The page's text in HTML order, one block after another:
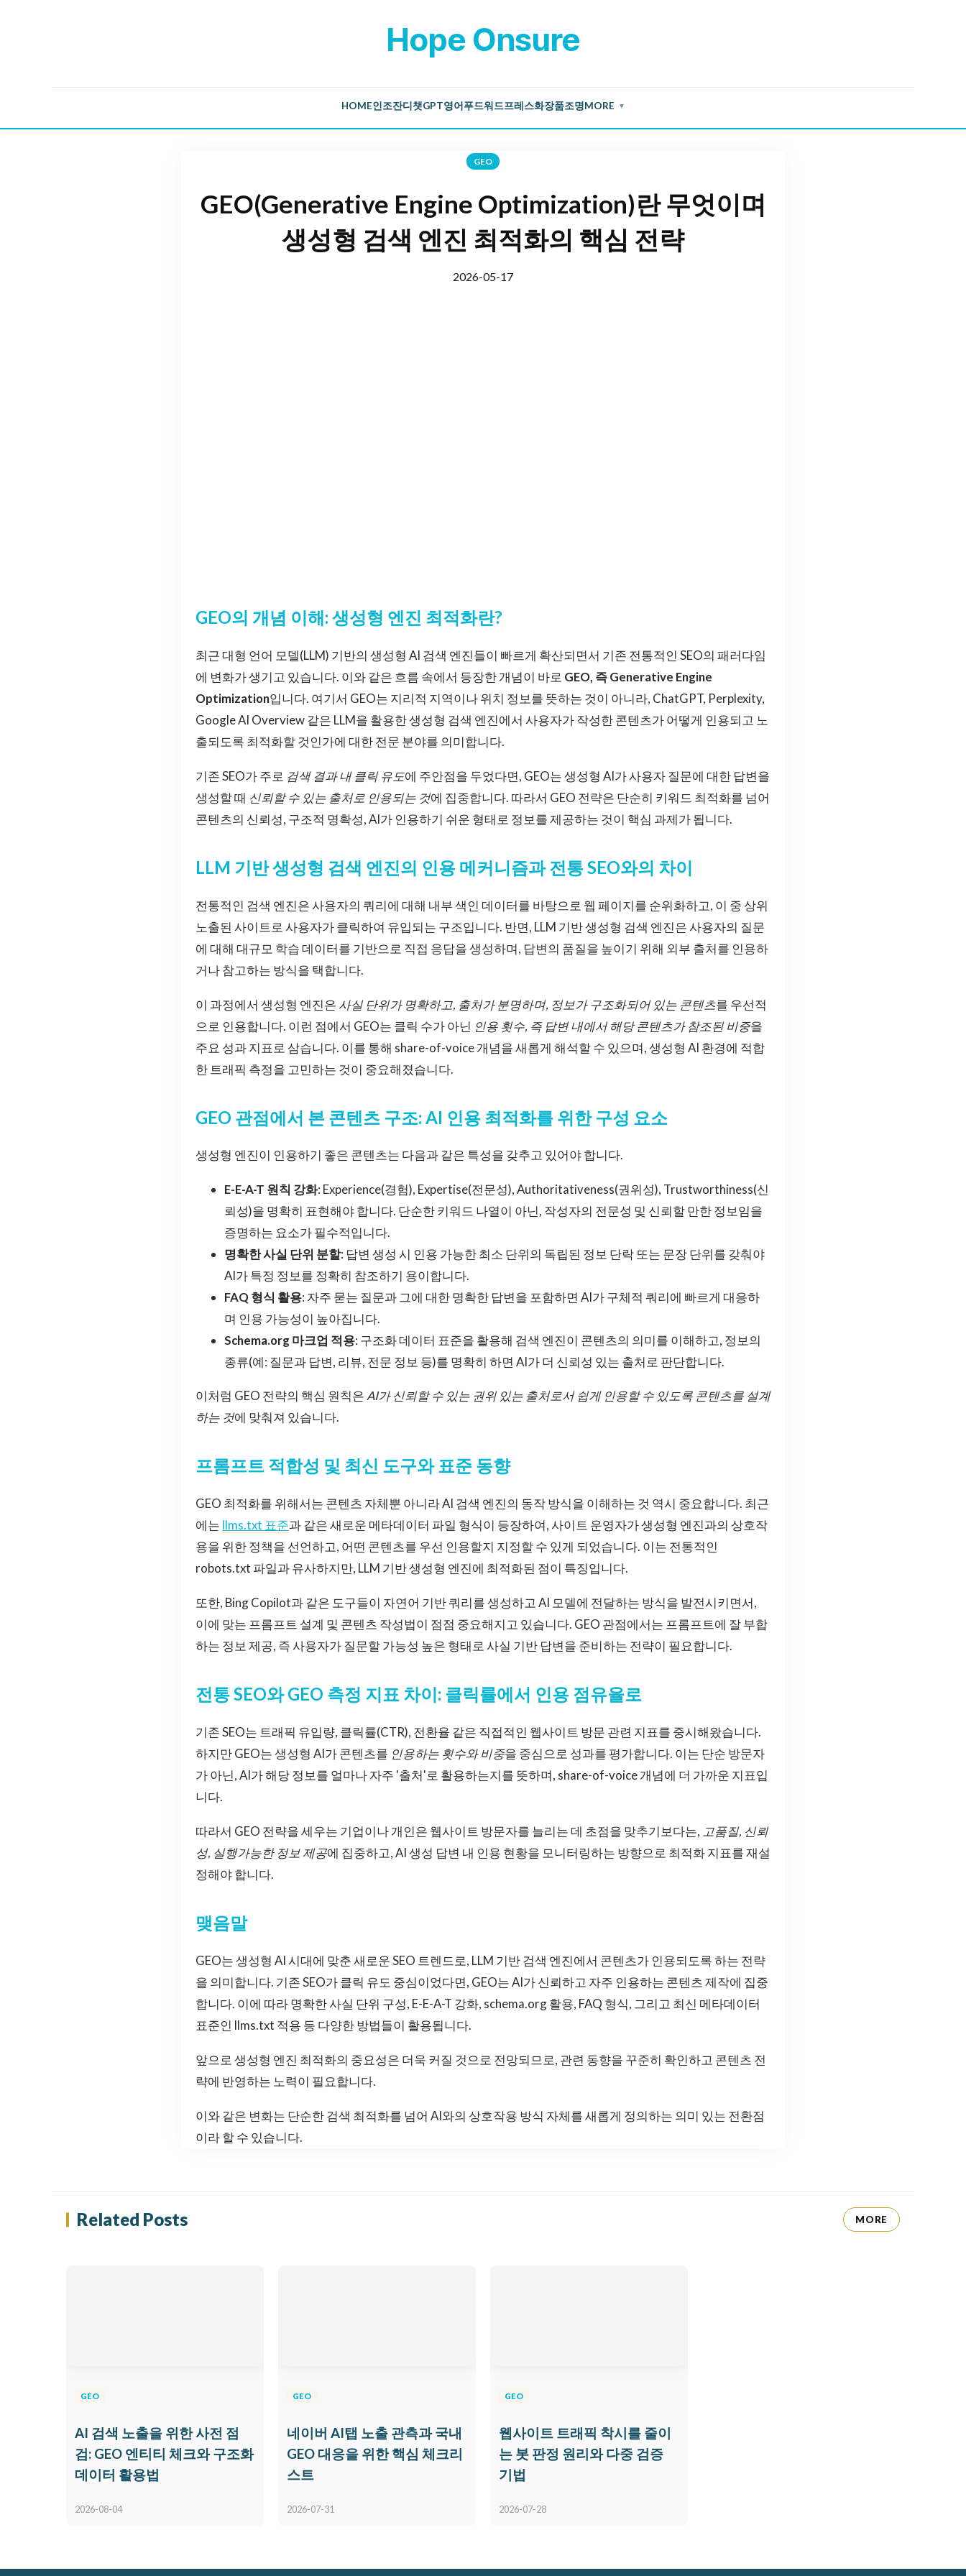
Hope Onsure
HOME인조잔디 챗GPT영어 푸드워드프레스화장품조명MORE ▼
GEO
GEO(Generative Engine Optimization)란 무엇이며
생성형 검색 엔진 최적화의 핵심 전략
2026-05-17
GEO의 개념 이해: 생성형 엔진 최적화란?
최근 대형 언어 모델(LLM) 기반의 생성형 AI 검색 엔진들이 빠르게 확산되면서 기존 전통적인 SEO의 패러다임
에 변화가 생기고 있습니다. 이와 같은 흐름 속에서 등장한 개념이 바로 GEO, 즉 Generative Engine
Optimization입니다. 여기서 GEO는 지리적 지역이나 위치 정보를 뜻하는 것이 아니라, ChatGPT, Perplexity,
Google AI Overview 같은 LLM을 활용한 생성형 검색 엔진에서 사용자가 작성한 콘텐츠가 어떻게 인용되고 노
출되도록 최적화할 것인가에 대한 전문 분야를 의미합니다.
기존 SEO가 주로 검색 결과 내 클릭 유도에 주안점을 두었다면, GEO는 생성형 AI가 사용자 질문에 대한 답변을
생성할 때 신뢰할 수 있는 출처로 인용되는 것에 집중합니다. 따라서 GEO 전략은 단순히 키워드 최적화를 넘어
콘텐츠의 신뢰성, 구조적 명확성, AI가 인용하기 쉬운 형태로 정보를 제공하는 것이 핵심 과제가 됩니다.
LLM 기반 생성형 검색 엔진의 인용 메커니즘과 전통 SEO와의 차이
전통적인 검색 엔진은 사용자의 쿼리에 대해 내부 색인 데이터를 바탕으로 웹 페이지를 순위화하고, 이 중 상위
노출된 사이트로 사용자가 클릭하여 유입되는 구조입니다. 반면, LLM 기반 생성형 검색 엔진은 사용자의 질문
에 대해 대규모 학습 데이터를 기반으로 직접 응답을 생성하며, 답변의 품질을 높이기 위해 외부 출처를 인용하
거나 참고하는 방식을 택합니다.
이 과정에서 생성형 엔진은 사실 단위가 명확하고, 출처가 분명하며, 정보가 구조화되어 있는 콘텐츠를 우선적
으로 인용합니다. 이런 점에서 GEO는 클릭 수가 아닌 인용 횟수, 즉 답변 내에서 해당 콘텐츠가 참조된 비중을
주요 성과 지표로 삼습니다. 이를 통해 share-of-voice 개념을 새롭게 해석할 수 있으며, 생성형 AI 환경에 적합
한 트래픽 측정을 고민하는 것이 중요해졌습니다.
GEO 관점에서 본 콘텐츠 구조: AI 인용 최적화를 위한 구성 요소
생성형 엔진이 인용하기 좋은 콘텐츠는 다음과 같은 특성을 갖추고 있어야 합니다.
E-E-A-T 원칙 강화: Experience(경험), Expertise(전문성), Authoritativeness(권위성), Trustworthiness(신
뢰성)을 명확히 표현해야 합니다. 단순한 키워드 나열이 아닌, 작성자의 전문성 및 신뢰할 만한 정보임을
증명하는 요소가 필수적입니다.
명확한 사실 단위 분할: 답변 생성 시 인용 가능한 최소 단위의 독립된 정보 단락 또는 문장 단위를 갖춰야
AI가 특정 정보를 정확히 참조하기 용이합니다.
FAQ 형식 활용: 자주 묻는 질문과 그에 대한 명확한 답변을 포함하면 AI가 구체적 쿼리에 빠르게 대응하
며 인용 가능성이 높아집니다.
Schema.org 마크업 적용: 구조화 데이터 표준을 활용해 검색 엔진이 콘텐츠의 의미를 이해하고, 정보의
종류(예: 질문과 답변, 리뷰, 전문 정보 등)를 명확히 하면 AI가 더 신뢰성 있는 출처로 판단합니다.
이처럼 GEO 전략의 핵심 원칙은 AI가 신뢰할 수 있는 권위 있는 출처로서 쉽게 인용할 수 있도록 콘텐츠를 설계
하는 것에 맞춰져 있습니다.
프롬프트 적합성 및 최신 도구와 표준 동향
GEO 최적화를 위해서는 콘텐츠 자체뿐 아니라 AI 검색 엔진의 동작 방식을 이해하는 것 역시 중요합니다. 최근
에는 llms.txt 표준과 같은 새로운 메타데이터 파일 형식이 등장하여, 사이트 운영자가 생성형 엔진과의 상호작
용을 위한 정책을 선언하고, 어떤 콘텐츠를 우선 인용할지 지정할 수 있게 되었습니다. 이는 전통적인
robots.txt 파일과 유사하지만, LLM 기반 생성형 엔진에 최적화된 점이 특징입니다.
또한, Bing Copilot과 같은 도구들이 자연어 기반 쿼리를 생성하고 AI 모델에 전달하는 방식을 발전시키면서,
이에 맞는 프롬프트 설계 및 콘텐츠 작성법이 점점 중요해지고 있습니다. GEO 관점에서는 프롬프트에 잘 부합
하는 정보 제공, 즉 사용자가 질문할 가능성 높은 형태로 사실 기반 답변을 준비하는 전략이 필요합니다.
전통 SEO와 GEO 측정 지표 차이: 클릭률에서 인용 점유율로
기존 SEO는 트래픽 유입량, 클릭률(CTR), 전환율 같은 직접적인 웹사이트 방문 관련 지표를 중시해왔습니다.
하지만 GEO는 생성형 AI가 콘텐츠를 인용하는 횟수와 비중을 중심으로 성과를 평가합니다. 이는 단순 방문자
가 아닌, AI가 해당 정보를 얼마나 자주 '출처'로 활용하는지를 뜻하며, share-of-voice 개념에 더 가까운 지표입
니다.
따라서 GEO 전략을 세우는 기업이나 개인은 웹사이트 방문자를 늘리는 데 초점을 맞추기보다는, 고품질, 신뢰
성, 실행가능한 정보 제공에 집중하고, AI 생성 답변 내 인용 현황을 모니터링하는 방향으로 최적화 지표를 재설
정해야 합니다.
맺음말
GEO는 생성형 AI 시대에 맞춘 새로운 SEO 트렌드로, LLM 기반 검색 엔진에서 콘텐츠가 인용되도록 하는 전략
을 의미합니다. 기존 SEO가 클릭 유도 중심이었다면, GEO는 AI가 신뢰하고 자주 인용하는 콘텐츠 제작에 집중
합니다. 이에 따라 명확한 사실 단위 구성, E-E-A-T 강화, schema.org 활용, FAQ 형식, 그리고 최신 메타데이터
표준인 llms.txt 적용 등 다양한 방법들이 활용됩니다.
앞으로 생성형 엔진 최적화의 중요성은 더욱 커질 것으로 전망되므로, 관련 동향을 꾸준히 확인하고 콘텐츠 전
략에 반영하는 노력이 필요합니다.
이와 같은 변화는 단순한 검색 최적화를 넘어 AI와의 상호작용 방식 자체를 새롭게 정의하는 의미 있는 전환점
이라 할 수 있습니다.
Related Posts MORE
GEO
AI 검색 노출을 위한 사전 점
검: GEO 엔티티 체크와 구조화
데이터 활용법
2026-08-04
GEO
네이버 AI탭 노출 관측과 국내
GEO 대응을 위한 핵심 체크리
스트
2026-07-31
GEO
웹사이트 트래픽 착시를 줄이
는 봇 판정 원리와 다중 검증
기법
2026-07-28